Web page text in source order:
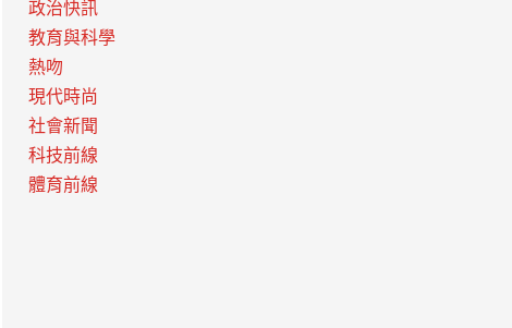
政治快訊
教育與科學
熱吻
現代時尚
社會新聞
科技前線
體育前線